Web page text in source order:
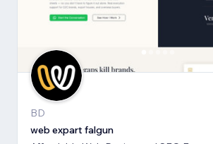
BD
web expart falgun